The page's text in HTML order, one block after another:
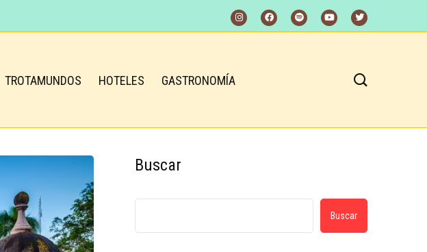
TROTAMUNDOS HOTELES GASTRONOMÍA
Buscar
Buscar